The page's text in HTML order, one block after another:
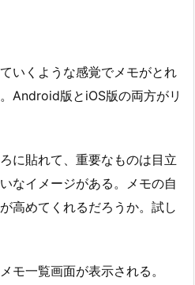
いくような感覚でメモがとれ
Android版とiOS版の両方がリ
に貼れて、重要なものは目立
なイメージがある。メモの自
高めてくれるだろうか。試し
モ一覧画面が表示される。